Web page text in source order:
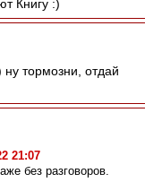
Книгу :)
тормозни, отдай
21:07
без разговоров.